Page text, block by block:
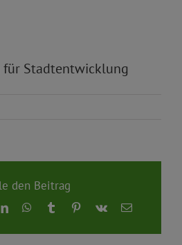
Stadtentwicklung
den Beitrag
LinkedInWhatsApp
TumblrPinterest
Vk
E-